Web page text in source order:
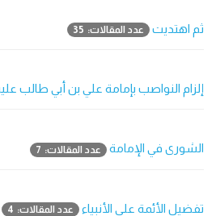
ثم اهتديت عدد المقالات: 35
إلزام النواصب بإمامة علي بن أبي طالب
الشورى في الإمامة عدد المقالات: 7
تفضيل الأئمة على الأنبياء عدد المقالات: 4